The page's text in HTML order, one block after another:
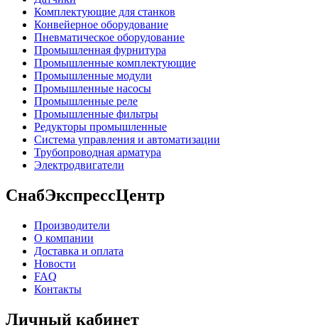
Комплектующие для станков
Конвейерное оборудование
Пневматическое оборудование
Промышленная фурнитура
Промышленные комплектующие
Промышленные модули
Промышленные насосы
Промышленные реле
Промышленные фильтры
Редукторы промышленные
Система управления и автоматизации
Трубопроводная арматура
Электродвигатели
СнабЭкспрессЦентр
Производители
О компании
Доставка и оплата
Новости
FAQ
Контакты
Личный кабинет